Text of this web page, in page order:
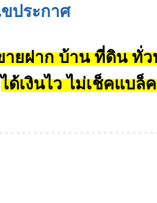
ประกาศ
ยฝาก บ้าน ที่ดิน ทั่ว
ได้เงินไว ไม่เช็คแบล็